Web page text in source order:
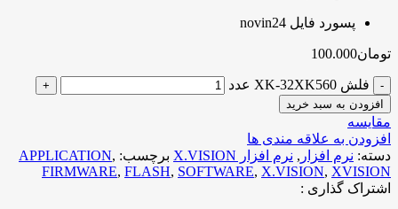
پسورد فایل novin24
تومان100.000
فلش XK-32XK560 عدد
افزودن به سبد خرید
مقایسه
افزودن به علاقه مندی ها
دسته: نرم افزار , نرم افزار X.VISION برچسب: APPLICATION,
FIRMWARE, FLASH, SOFTWARE, X.VISION, XVISION
اشتراک گذاری :